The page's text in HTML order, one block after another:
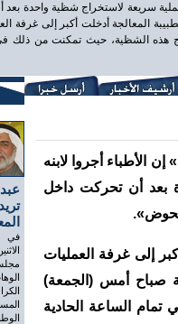
عملية سريعة لاستخراج شظية واحدة
المعالجة أدخلت أكبر إلى غرفة
هذه الشظية، حيث تمكنت من ذلك في
في
الأطباء أجروا لابنه
بعد أن تحركت داخل
إلى غرفة العمليات
صباح أمس (الجمعة)
الساعة الحادية